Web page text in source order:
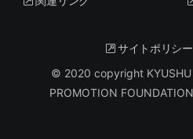
サイトポリシー
© 2020 copyright KYUSHU
PROMOTION